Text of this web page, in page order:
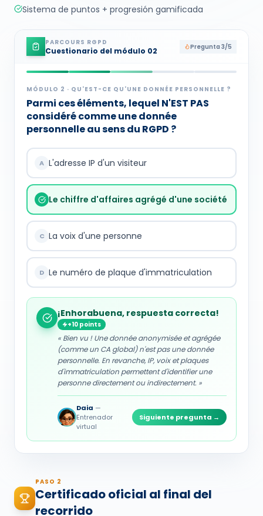
Sistema de puntos + progresión gamificada
PARCOURS RGPD
Cuestionario del módulo 02 Pregunta 3/5
MÓDULO 2 · QU'EST-CE QU'UNE DONNÉE PERSONNELLE ?
Parmi ces éléments, lequel N'EST PAS
considéré comme une donnée
personnelle au sens du RGPD ?
A L'adresse IP d'un visiteur
Le chiffre d'affaires agrégé d'une société
C La voix d'une personne
D Le numéro de plaque d'immatriculation
¡Enhorabuena, respuesta correcta!
+10 points
« Bien vu ! Une donnée anonymisée et agrégée
(comme un CA global) n'est pas une donnée
personnelle. En revanche, IP, voix et plaques
d'immatriculation permettent d'identifier une
personne directement ou indirectement. »
Daia —
Entrenador
virtual
Siguiente pregunta →
PASO 2
Certificado oficial al final del
recorrido